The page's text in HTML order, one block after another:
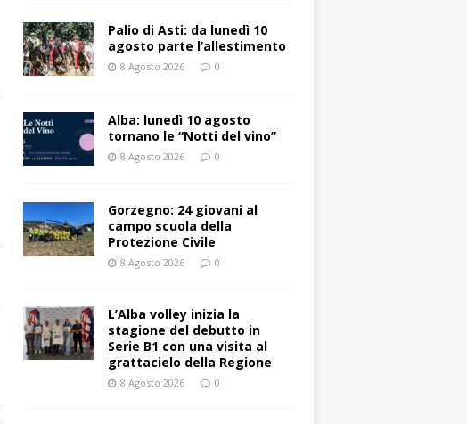
Palio di Asti: da lunedì 10
agosto parte l’allestimento
8 Agosto 2026 0
Alba: lunedì 10 agosto
tornano le “Notti del vino”
8 Agosto 2026 0
Gorzegno: 24 giovani al
campo scuola della
Protezione Civile
8 Agosto 2026 0
L’Alba volley inizia la
stagione del debutto in
Serie B1 con una visita al
grattacielo della Regione
8 Agosto 2026 0